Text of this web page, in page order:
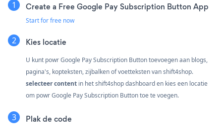
Create a Free Google Pay Subscription Button App
Start for free now
Kies locatie
U kunt powr Google Pay Subscription Button toevoegen aan blogs,
pagina's, kopteksten, zijbalken of voetteksten van shift4shop.
selecteer content in het shift4shop dashboard en kies een locatie
om powr Google Pay Subscription Button toe te voegen.
Plak de code